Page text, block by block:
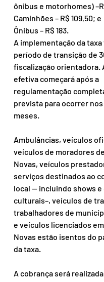
ônibus e motorhomes)
Caminhões – R$ 109,50; e
Ônibus – R$ 183.
A implementação da
período de transição de
fiscalização orientadora.
efetiva começará após a
regulamentação
prevista para ocorrer
meses.
Ambulâncias, veículos
veículos de moradores
Novas, veículos
serviços destinados ao
local — incluindo shows
culturais–, veículos de
trabalhadores de
e veículos licenciados
Novas estão isentos do
da taxa.
A cobrança será